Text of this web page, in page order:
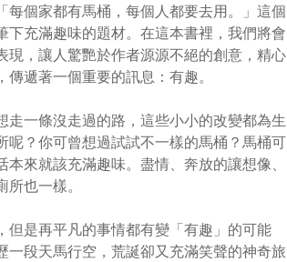
個家都有馬桶，每個人都要去用。」這個
充滿趣味的題材。在這本書裡，我們將會
，讓人驚艷於作者源源不絕的創意，精心
遞著一個重要的訊息：有趣。
一條沒走過的路，這些小小的改變都為生
？你可曾想過試試不一樣的馬桶？馬桶可
來就該充滿趣味。盡情、奔放的讓想像、
也一樣。
是再平凡的事情都有變「有趣」的可能
段天馬行空，荒誕卻又充滿笑聲的神奇旅